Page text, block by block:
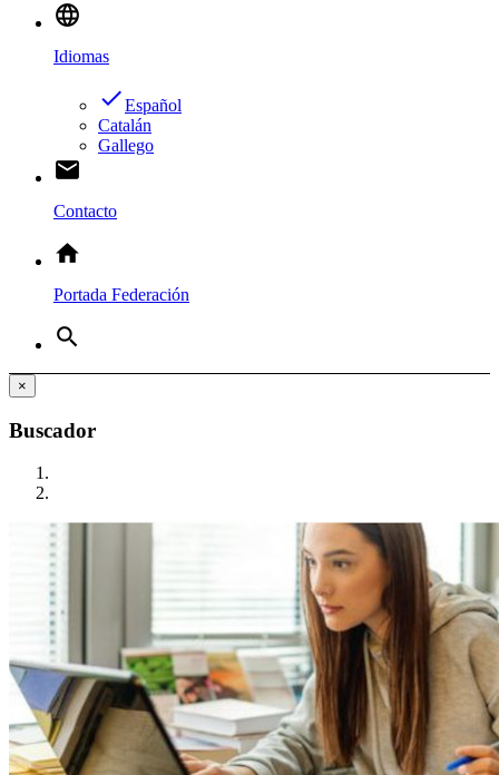
language
Idiomas
doneEspañol
Catalán
Gallego
email
Contacto
home
Portada Federación
search
×
Buscador